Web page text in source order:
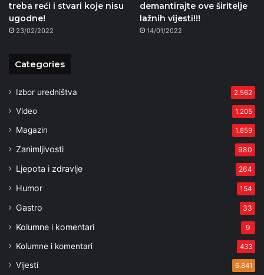
treba reći i stvari koje nisu
ugodne!
23/02/2022
demantirajte ove širitelje
lažnih vijesti!!!
14/01/2022
Categories
Izbor uredništva 2.562
Video 1.205
Magazin 1.859
Zanimljivosti 980
Ljepota i zdravlje 264
Humor 154
Gastro 33
Kolumne i komentari 9
Kolumne i komentari 433
Vijesti 6.841